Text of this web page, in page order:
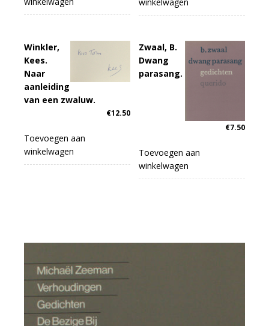
Winkler,
Kees.
Naar
aanleiding
van een zwaluw.
€12.50
Toevoegen aan
winkelwagen
Zwaal, B.
Dwang
parasang.
€7.50
Toevoegen aan
winkelwagen